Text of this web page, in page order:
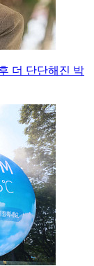
더 단단해진 박